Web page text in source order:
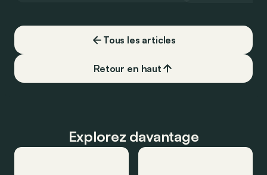
Tous les articles
Retour en haut
Explorez davantage